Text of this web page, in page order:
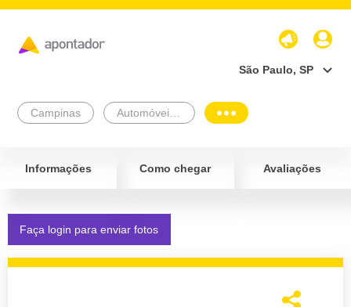
São Paulo, SP
Campinas
Informações Como chegar Avaliações
Faça login para enviar fotos